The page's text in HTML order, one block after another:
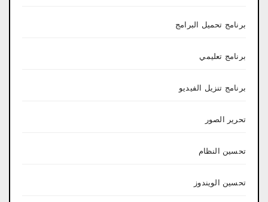
برنامج تحميل البرامج
برنامج تعليمي
برنامج تنزيل الفيديو
تحرير الصور
تحسين النظام
تحسين الويندوز